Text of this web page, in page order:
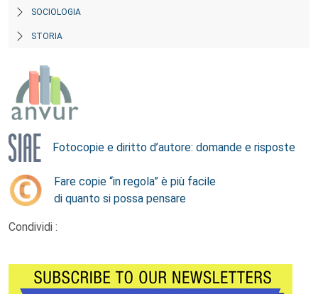
SOCIOLOGIA
STORIA
Fotocopie e diritto d’autore: domande e risposte
Fare copie “in regola” è più facile
di quanto si possa pensare
Condividi :